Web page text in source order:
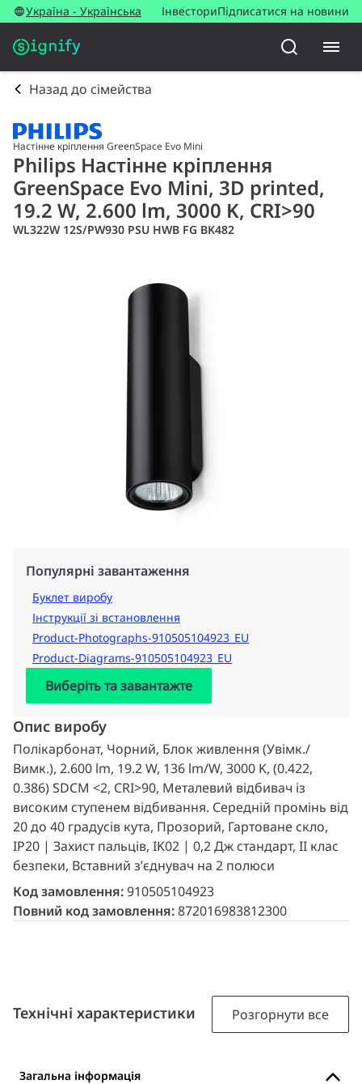
Україна - Українська ІнвесториПідписатися на новини
Назад до сімейства
Настінне кріплення GreenSpace Evo Mini
Philips Настінне кріплення
GreenSpace Evo Mini, 3D printed,
19.2 W, 2.600 lm, 3000 K, CRI>90
WL322W 12S/PW930 PSU HWB FG BK482
Популярні завантаження
Буклет виробу
Інструкції зі встановлення
Product-Photographs-910505104923_EU
Product-Diagrams-910505104923_EU
Виберіть та завантажте
Опис виробу
Полікарбонат, Чорний, Блок живлення (Увімк./
Вимк.), 2.600 lm, 19.2 W, 136 lm/W, 3000 K, (0.422,
0.386) SDCM <2, CRI>90, Металевий відбивач із
високим ступенем відбивання. Середній промінь від
20 до 40 градусів кута, Прозорий, Гартоване скло,
IP20 | Захист пальців, IK02 | 0,2 Дж стандарт, II клас
безпеки, Вставний з’єднувач на 2 полюси
Код замовлення:910505104923
Повний код замовлення:872016983812300
Технічні характеристики Розгорнути все
Загальна інформація